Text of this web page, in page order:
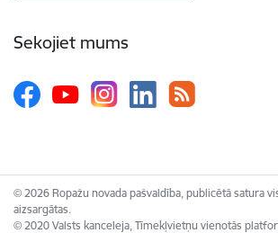
Sekojiet mums
© 2026 Ropažu novada pašvaldība, publicētā satura
aizsargātas.
© 2020 Valsts kanceleja, Tīmekļvietņu vienotās